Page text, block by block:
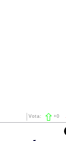
Vota: +0